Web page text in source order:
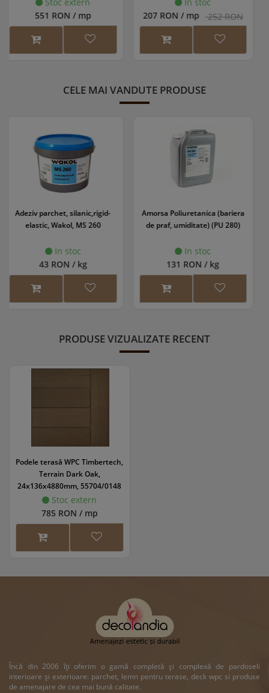
Accesorii necesare pentru
montaj (se achiziționează
separat):
Structură suport (WPC, aluminiu sau lemn
șuruburi (1 cutie de 175 buc. acoperă
aproximativ 10 mp de deck)
In stoc
207 RON / mp 252 RON
145x22mm, gri lemn, model No
Gap
In stoc
376 RON / mp
CELE MAI VANDUTE PRODUSE
Amorsa Poliuretanica (bariera
de praf, umiditate) (PU 280)
In stoc
131 RON / kg
Grund parchet WS EasyPrime
In stoc
118 RON / l
PRODUSE VIZUALIZATE RECENT
Podele terasă WPC Timbertech,
Terrain Dark Oak,
24x136x4880mm, 55704/0148
Stoc extern
785 RON / mp
Încă din 2006 îți oferim o gamă completă și complexă de pardoseli
interioare și exterioare: parchet, lemn pentru terase, deck wpc si produse
de amenajare de cea mai bună calitate.